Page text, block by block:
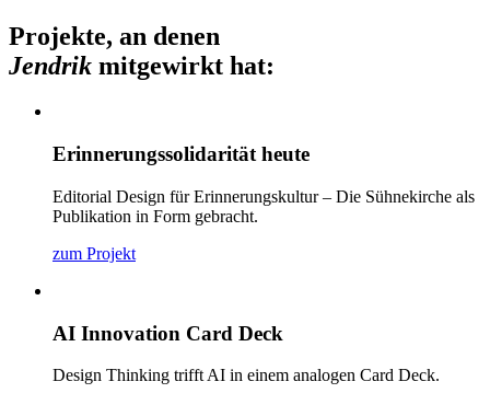
Projekte, an denen
Jendrik mitgewirkt hat:
Erinnerungssolidarität heute
Editorial Design für Erinnerungskultur – Die Sühnekirche als
Publikation in Form gebracht.
zum Projekt
AI Innovation Card Deck
Design Thinking trifft AI in einem analogen Card Deck.